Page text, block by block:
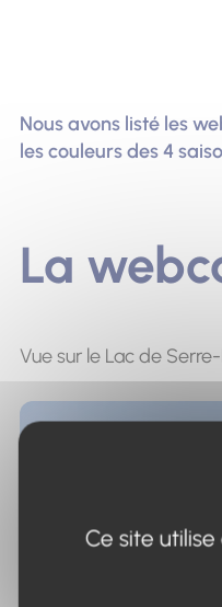
Nous avons listé les
les couleurs des 4
La
Vue sur le Lac de
Ce site